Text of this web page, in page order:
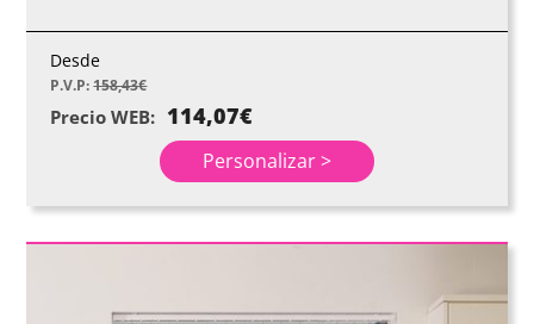
Desde
P.V.P:158,43€
Precio WEB: 114,07€
Personalizar >